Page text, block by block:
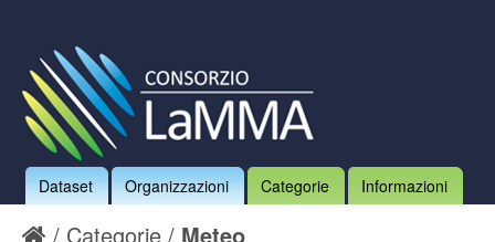
Dataset Organizzazioni Categorie Informazioni
Categorie Meteo